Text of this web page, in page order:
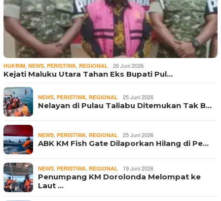
HUKRIM NEWS PERISTIWA REGIONAL 26 Juni 2026
Kejati Maluku Utara Tahan Eks Bupati Pul…
NEWS PERISTIWA REGIONAL 25 Juni 2026
Nelayan di Pulau Taliabu Ditemukan Tak B…
NEWS PERISTIWA REGIONAL 25 Juni 2026
ABK KM Fish Gate Dilaporkan Hilang di Pe…
NEWS PERISTIWA REGIONAL 19 Juni 2026
Penumpang KM Dorolonda Melompat ke
Laut …